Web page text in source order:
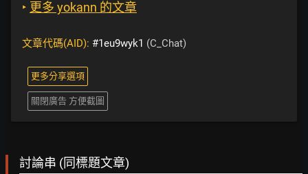
‣ 更多 yokann 的文章
文章代碼(AID): #1eu9wyk1 (C_Chat)
更多分享選項
關閉廣告 方便截圖
討論串 (同標題文章)